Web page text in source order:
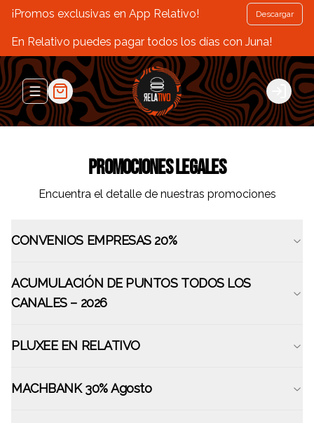
¡Promos exclusivas en App Relativo! Descargar
En Relativo puedes pagar todos los días con Juna!
Abrir menu de navegación Login
Promociones Legales
Encuentra el detalle de nuestras promociones
CONVENIOS EMPRESAS 20%
ACUMULACIÓN DE PUNTOS TODOS LOS
CANALES – 2026
PLUXEE EN RELATIVO
MACHBANK 30% Agosto